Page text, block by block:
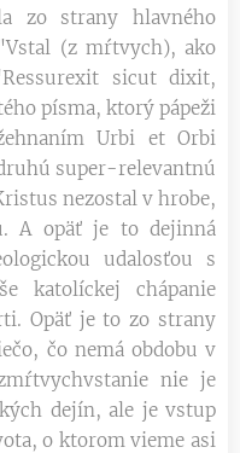
zo strany hlavného
(z mŕtvych), ako
sicut dixit,
písma, ktorý pápeži
Urbi et Orbi
super-relevantnú
nezostal v hrobe,
A opäť je to dejinná
udalosťou s
katolíckej chápanie
Opäť je to zo strany
čo nemá obdobu v
nie je
dejín, ale je vstup
o ktorom vieme asi